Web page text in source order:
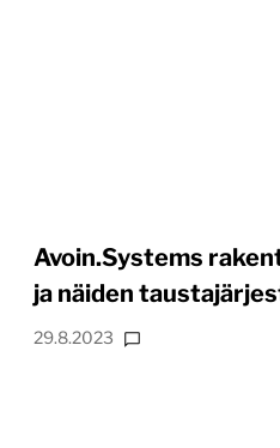
Avoin.Systems
ja näiden
29.8.2023